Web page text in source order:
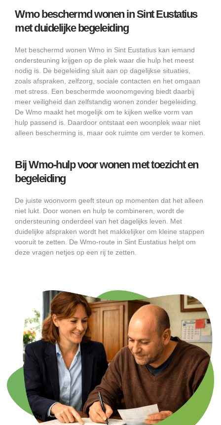
Wmo beschermd wonen in Sint Eustatius
met duidelijke begeleiding
Met beschermd wonen Wmo in Sint Eustatius kan iemand
ondersteuning krijgen op de plek waar die hulp het meest
nodig is. De begeleiding sluit aan op dagelijkse situaties,
zoals afspraken, zelfzorg, sociale contacten en het omgaan
met stress. Een beschermde woonomgeving biedt daarbij
meer veiligheid dan zelfstandig wonen zonder begeleiding.
De Wmo maakt het mogelijk om te kijken welke vorm van
hulp passend is. Daardoor ontstaat een woonplek waar niet
alleen bescherming is, maar ook ruimte om verder te komen.
Bij Wmo-hulp voor wonen met toezicht en
begeleiding
De juiste woonvorm geeft steun op momenten dat het alleen
niet lukt. Door wonen en hulp te combineren, wordt de
ondersteuning onderdeel van het dagelijks leven. Met
duidelijke afspraken wordt het makkelijker om kleine stappen
vooruit te zetten. De Wmo-route in Sint Eustatius helpt om
deze vragen netjes op een rij te zetten.